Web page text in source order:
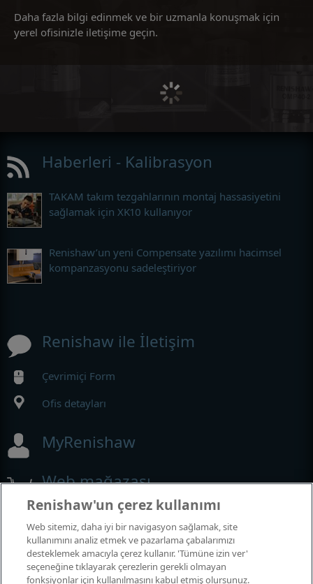
Daha fazla bilgi edinmek ve bir uzmanla konuşmak için
yerel ofisinizle iletişime geçin.
Haberleri - Kalibrasyon
TAKAM takım tezgahlarının montaj hassasiyetini
sağlamak için XK10 kullanıyor
Renishaw’un yeni Compensate yazılımı hacimsel
kompanzasyonu sadeleştiriyor
Renishaw ile İletişim
Çevrimiçi Form
Ofis detayları
MyRenishaw
Web mağazası
Fuarlar ve Konferanslar
Katıldığımız etkinlikler
Renishaw'un çerez kullanımı
Web sitemiz, daha iyi bir navigasyon sağlamak, site
kullanımını analiz etmek ve pazarlama çabalarımızı
desteklemek amacıyla çerez kullanır. 'Tümüne izin ver'
seçeneğine tıklayarak çerezlerin gerekli olmayan
fonksiyonlar için kullanılmasını kabul etmiş olursunuz.